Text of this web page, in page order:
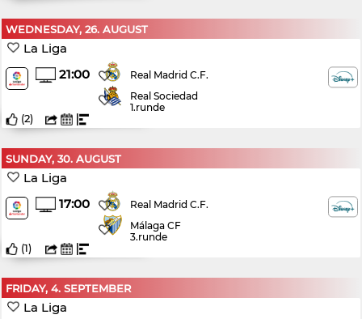
WEDNESDAY, 26. AUGUST
La Liga
21:00
Real Madrid C.F.
Real Sociedad
1.runde
(2)
SUNDAY, 30. AUGUST
La Liga
17:00
Real Madrid C.F.
Málaga CF
3.runde
(1)
FRIDAY, 4. SEPTEMBER
La Liga